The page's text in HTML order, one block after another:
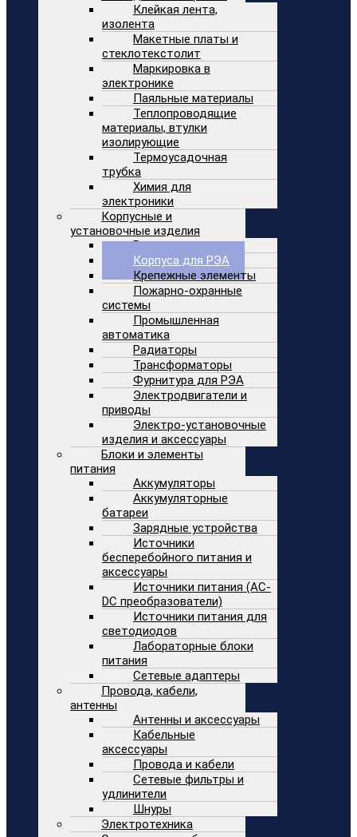
Клейкая лента,
изолента
Макетные платы и
стеклотекстолит
Маркировка в
электронике
Паяльные материалы
Теплопроводящие
материалы, втулки
изолирующие
Термоусадочная
трубка
Химия для
электроники
Корпусные и
установочные изделия
Вентиляторы
Корпуса для РЭА
Крепежные элементы
Пожарно-охранные
системы
Промышленная
автоматика
Радиаторы
Трансформаторы
Фурнитура для РЭА
Электродвигатели и
приводы
Электро-установочные
изделия и аксессуары
Блоки и элементы
питания
Аккумуляторы
Аккумуляторные
батареи
Зарядные устройства
Источники
бесперебойного питания и
аксессуары
Источники питания (AC-
DC преобразователи)
Источники питания для
светодиодов
Лабораторные блоки
питания
Сетевые адаптеры
Провода, кабели,
антенны
Антенны и аксессуары
Кабельные
аксессуары
Провода и кабели
Сетевые фильтры и
удлинители
Шнуры
Электротехника